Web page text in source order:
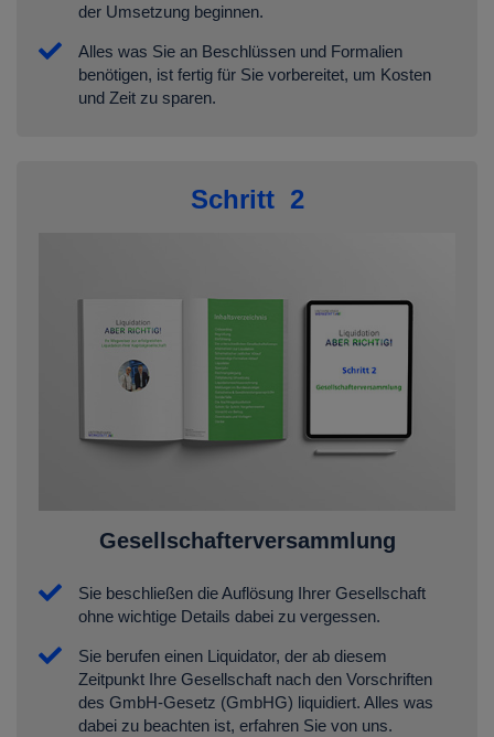
der Umsetzung beginnen.
Alles was Sie an Beschlüssen und Formalien
benötigen, ist fertig für Sie vorbereitet, um Kosten
und Zeit zu sparen.
Schritt 2
Gesellschafterversammlung
Sie beschließen die Auflösung Ihrer Gesellschaft
ohne wichtige Details dabei zu vergessen.
Sie berufen einen Liquidator, der ab diesem
Zeitpunkt Ihre Gesellschaft nach den Vorschriften
des GmbH-Gesetz (GmbHG) liquidiert. Alles was
dabei zu beachten ist, erfahren Sie von uns.